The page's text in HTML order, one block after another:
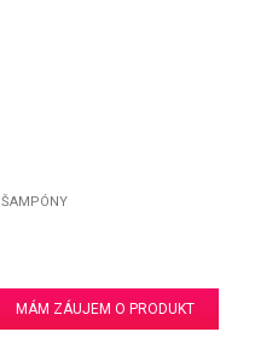
ŠAMPÓNY
MÁM ZÁUJEM O PRODUKT